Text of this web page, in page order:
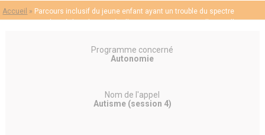
Accueil » Parcours inclusif du jeune enfant ayant un trouble du spectre
autistique scolarisé dans les Unités d’Enseignement Maternelle : quelle
Programme concerné
Autonomie
Nom de l'appel
Autisme (session 4)